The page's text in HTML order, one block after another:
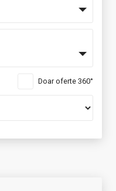
Doar oferte 360°